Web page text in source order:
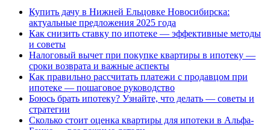
Купить дачу в Нижней Ельцовке Новосибирска:
актуальные предложения 2025 года
Как снизить ставку по ипотеке — эффективные методы
и советы
Налоговый вычет при покупке квартиры в ипотеку —
сроки возврата и важные аспекты
Как правильно рассчитать платежи с продавцом при
ипотеке — пошаговое руководство
Боюсь брать ипотеку? Узнайте, что делать — советы и
стратегии
Сколько стоит оценка квартиры для ипотеки в Альфа-